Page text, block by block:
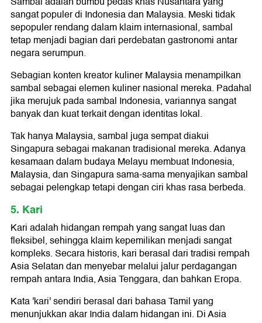
sangat populer di Indonesia dan Malaysia. Meski tidak
sepopuler rendang dalam klaim internasional, sambal
tetap menjadi bagian dari perdebatan gastronomi antar
negara serumpun.
Sebagian konten kreator kuliner Malaysia menampilkan
sambal sebagai elemen kuliner nasional mereka. Padahal
jika merujuk pada sambal Indonesia, variannya sangat
banyak dan kuat terkait dengan identitas lokal.
Tak hanya Malaysia, sambal juga sempat diakui
Singapura sebagai makanan tradisional mereka. Adanya
kesamaan dalam budaya Melayu membuat Indonesia,
Malaysia, dan Singapura sama-sama menyajikan sambal
sebagai pelengkap tetapi dengan ciri khas rasa berbeda.
5. Kari
Kari adalah hidangan rempah yang sangat luas dan
fleksibel, sehingga klaim kepemilikan menjadi sangat
kompleks. Secara historis, kari berasal dari tradisi rempah
Asia Selatan dan menyebar melalui jalur perdagangan
rempah antara India, Asia Tenggara, dan bahkan Eropa.
Kata 'kari' sendiri berasal dari bahasa Tamil yang
menunjukkan akar India dalam hidangan ini. Di Asia